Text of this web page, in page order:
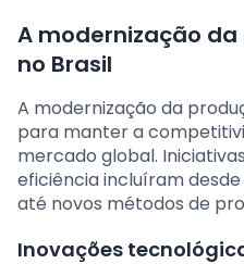
A modernização
no Brasil
A modernização da
para manter a
mercado global.
eficiência incluíram
até novos métodos de
Inovações